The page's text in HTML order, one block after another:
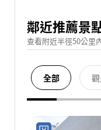
鄰近推薦景
查看附近半徑50公里
全部